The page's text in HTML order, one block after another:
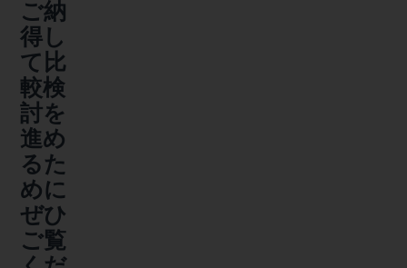
ご納
得し
て比
較検
討を
進め
るた
めに
ぜひ
ご覧